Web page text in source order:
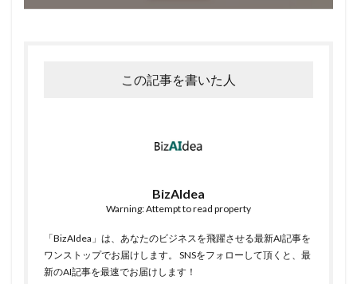
この記事を書いた人
BizAIdea
Warning: Attempt to read property
「BizAIdea」は、あなたのビジネスを飛躍させる最新AI記事を
ワンストップでお届けします。 SNSをフォローして頂くと、最
新のAI記事を最速でお届けします！